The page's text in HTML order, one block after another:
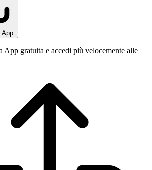
App
App gratuita e accedi più velocemente alle